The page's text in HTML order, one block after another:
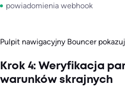
powiadomienia webhook
Pulpit nawigacyjny Bouncer
Krok 4: Weryfikacja
warunków skrajnych